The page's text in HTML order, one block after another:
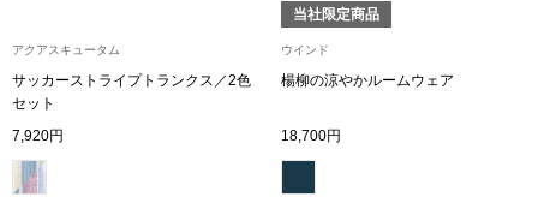
ダーウェア リュック･バッ
アクアスキュータム
サッカーストライプトランクス／2色
セット
7,920円
当社限定商品
ウインド
楊柳の涼やかルームウェア
18,700円